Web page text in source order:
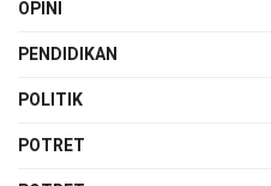
OPINI
PENDIDIKAN
POLITIK
POTRET